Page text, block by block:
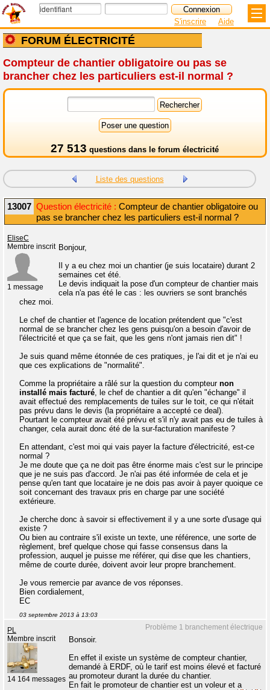
FORUM ÉLECTRICITÉ
S'inscrire Aide
Compteur de chantier obligatoire ou pas se
brancher chez les particuliers est-il normal ?
27 513 questions dans le forum électricité
Liste des questions
13007 Question électricité : Compteur de chantier obligatoire ou
pas se brancher chez les particuliers est-il normal ?
EliseC
Membre inscrit
1 message
Bonjour,
Il y a eu chez moi un chantier (je suis locataire) durant 2
semaines cet été.
Le devis indiquait la pose d'un compteur de chantier mais
cela n'a pas été le cas : les ouvriers se sont branchés
chez moi.
Le chef de chantier et l'agence de location prétendent que "c'est
normal de se brancher chez les gens puisqu'on a besoin d'avoir de
l'électricité et que ça se fait, que les gens n'ont jamais rien dit" !
Je suis quand même étonnée de ces pratiques, je l'ai dit et je n'ai eu
que ces explications de "normalité".
Comme la propriétaire a râlé sur la question du compteur non
installé mais facturé, le chef de chantier a dit qu'en "échange" il
avait effectué des remplacements de tuiles sur le toit, ce qui n'était
pas prévu dans le devis (la propriétaire a accepté ce deal).
Pourtant le compteur avait été prévu et s'il n'y avait pas eu de tuiles à
changer, cela aurait donc été de la sur-facturation manifeste ?
En attendant, c'est moi qui vais payer la facture d'électricité, est-ce
normal ?
Je me doute que ça ne doit pas être énorme mais c'est sur le principe
que je ne suis pas d'accord. Je n'ai pas été informée de cela et je
pense qu'en tant que locataire je ne dois pas avoir à payer quoique ce
soit concernant des travaux pris en charge par une société
extérieure.
Je cherche donc à savoir si effectivement il y a une sorte d'usage qui
existe ?
Ou bien au contraire s'il existe un texte, une référence, une sorte de
règlement, bref quelque chose qui fasse consensus dans la
profession, auquel je puisse me référer, qui dise que les chantiers,
même de courte durée, doivent avoir leur propre branchement.
Je vous remercie par avance de vos réponses.
Bien cordialement,
EC
03 septembre 2013 à 13:03
Problème 1 branchement électrique
PL
Membre inscrit
14 164 messages
Bonsoir.
En effet il existe un système de compteur chantier,
demandé à ERDF, où le tarif est moins élevé et facturé
au promoteur durant la durée du chantier.
En fait le promoteur de chantier est un voleur et a